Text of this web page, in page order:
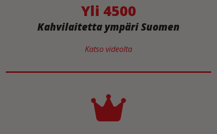
Yli 4500
Kahvilaitetta ympäri Suomen
Katso videolta